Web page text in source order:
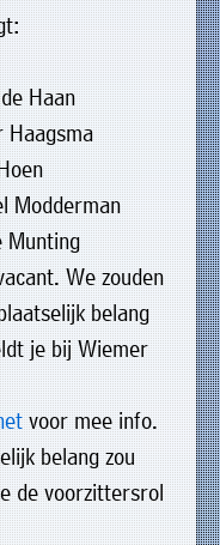
We zouden
belang
je bij Wiemer
voor mee info.
belang zou
de voorzittersrol